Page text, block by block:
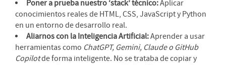
Poner a prueba nuestro ‘stack’ técnico:Aplicar
conocimientos reales de HTML, CSS, JavaScript y Python
en un entorno de desarrollo real.
Aliarnos con la Inteligencia Artificial:Aprender a usar
herramientas como ChatGPT, Gemini, Claude o GitHub
Copilotde forma inteligente. No se trataba de copiar y